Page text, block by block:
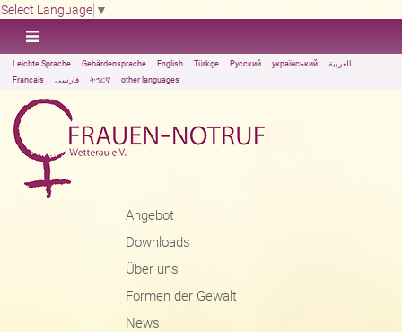
Select Language ▼
Leichte Sprache Gebärdensprache English Türkçe Русский український
العربية
Francais
فارسی ትግርኛ other languages
Angebot
Downloads
Über uns
Formen der Gewalt
News